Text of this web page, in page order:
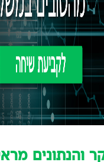
והנתונים